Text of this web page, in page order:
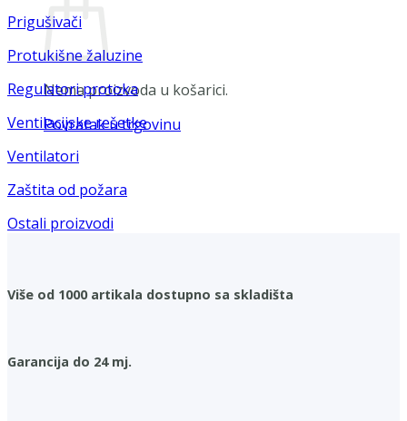
Nema proizvoda u košarici.
Povratak u trgovinu
Prigušivači
Protukišne žaluzine
Regulatori protoka
Ventilacijske rešetke
Ventilatori
Zaštita od požara
Ostali proizvodi
Više od 1000 artikala dostupno sa skladišta
Garancija do 24 mj.